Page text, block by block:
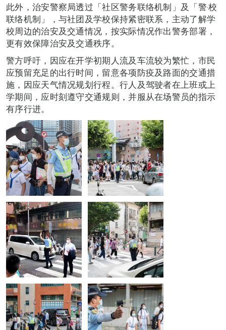
此外，治安警察局透过「社区警务联络机制」及「警‧校
联络机制」，与社团及学校保持紧密联系，主动了解学
校周边的治安及交通情况，按实际情况作出警务部署，
更有效保障治安及交通秩序。
警方呼吁，因应在开学初期人流及车流较为繁忙，市民
应预留充足的出行时间，留意各项防疫及路面的交通措
施，因应天气情况规划行程。行人及驾驶者在上班或上
学期间，应时刻遵守交通规则，并服从在场警员的指示
有序行进。